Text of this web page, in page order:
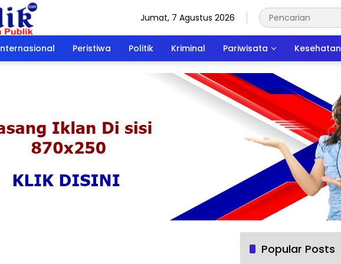
Jumat, 7 Agustus 2026
Peristiwa Politik Kriminal Pariwisata Kesehatan
Popular Posts